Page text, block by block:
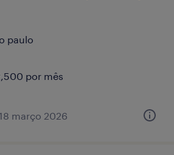
paulo
por mês
março 2026